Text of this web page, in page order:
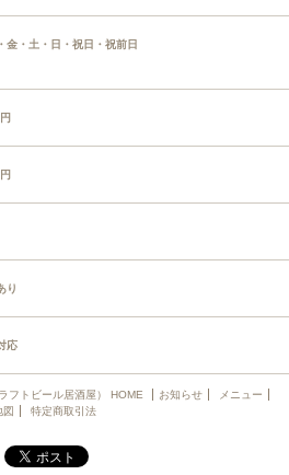
金・土・日・祝日・祝前日
り
応
フトビール居酒屋） HOME お知らせ
メニュー
図
特定商取引法